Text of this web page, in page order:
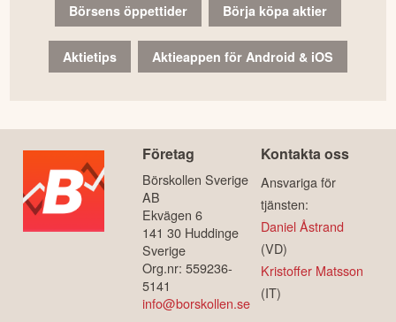
Börsens öppettider Börja köpa aktier
Aktietips Aktieappen för Android & iOS
Företag
Börskollen Sverige
AB
Ekvägen 6
141 30 Huddinge
Sverige
Org.nr: 559236-
5141
info@borskollen.se
Kontakta oss
Ansvariga för
tjänsten:
Daniel Åstrand
(VD)
Kristoffer Matsson
(IT)